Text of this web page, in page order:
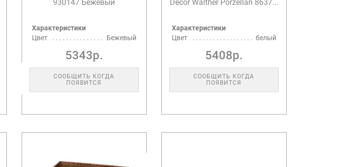
930147 Бежевый
Характеристики
Цвет
Бежевый
5343р.
СООБЩИТЬ КОГДА
ПОЯВИТСЯ
Decor Walther Porzellan 8637...
Характеристики
Цвет
белый
5408р.
СООБЩИТЬ КОГДА
ПОЯВИТСЯ